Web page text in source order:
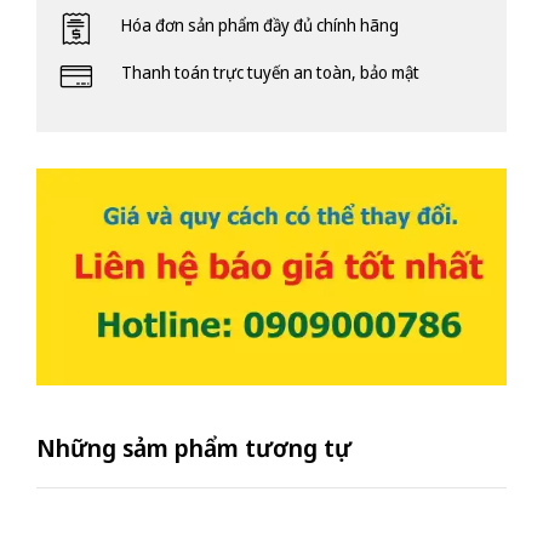
Hóa đơn sản phẩm đầy đủ chính hãng
Thanh toán trực tuyến an toàn, bảo mật
Những sảm phẩm tương tự